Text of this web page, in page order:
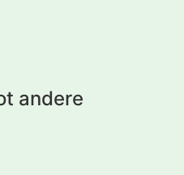
andere